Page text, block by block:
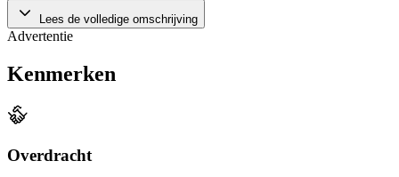
Lees de volledige omschrijving
Advertentie
Kenmerken
Overdracht